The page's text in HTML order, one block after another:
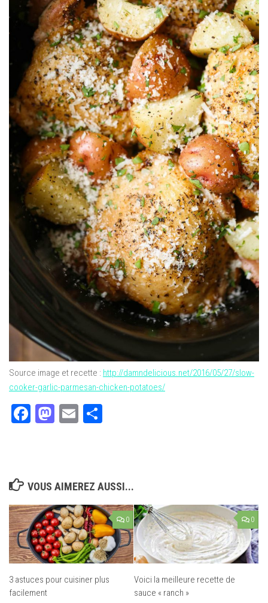
Source image et recette : http://damndelicious.net/2016/05/27/slow-
cooker-garlic-parmesan-chicken-potatoes/
Facebook
Mastodon
Email
VOUS AIMEREZ AUSSI...
0
3 astuces pour cuisiner plus
facilement
0
Voici la meilleure recette de
sauce « ranch »